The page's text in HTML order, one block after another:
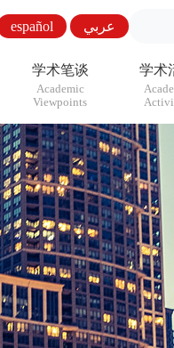
español عربي
学术笔谈
Academic
Viewpoints
学术